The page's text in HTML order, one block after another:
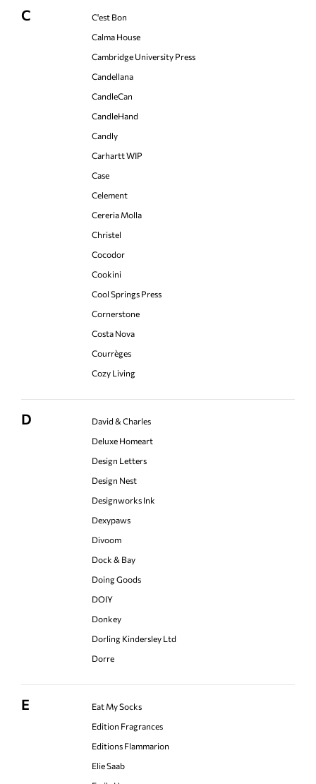
C
C'est Bon
Calma House
Cambridge University Press
Candellana
CandleCan
CandleHand
Candly
Carhartt WIP
Case
Celement
Cereria Molla
Christel
Cocodor
Cookini
Cool Springs Press
Cornerstone
Costa Nova
Courrèges
Cozy Living
D
David & Charles
Deluxe Homeart
Design Letters
Design Nest
Designworks Ink
Dexypaws
Divoom
Dock & Bay
Doing Goods
DOIY
Donkey
Dorling Kindersley Ltd
Dorre
E
Eat My Socks
Edition Fragrances
Editions Flammarion
Elie Saab